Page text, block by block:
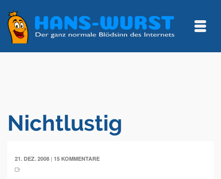
Nichtlustig
21. DEZ. 2008 | 15 KOMMENTARE